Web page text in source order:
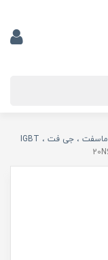
ماسفت ، جی فت ، IGBT